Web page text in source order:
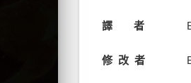
譯 者
修 改 者